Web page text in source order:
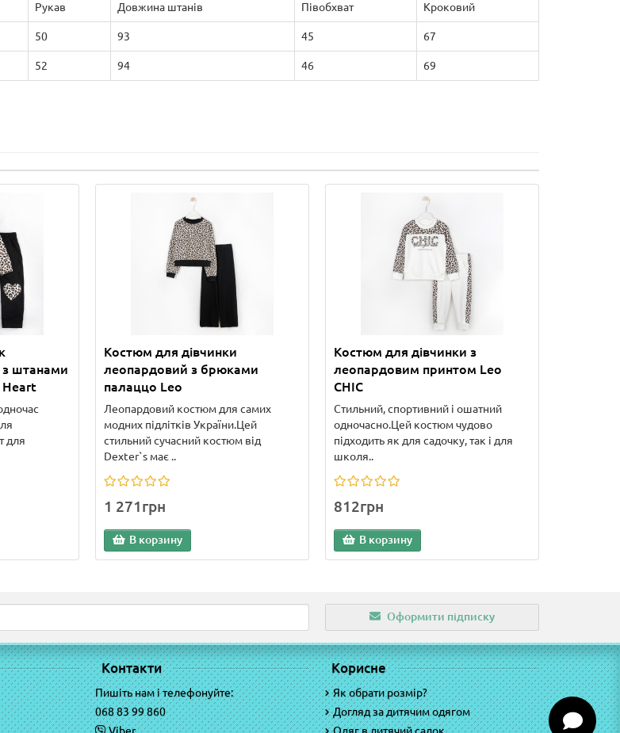
Рукав Довжина штанів Півобхват Кроковий
50 93 45 67
52 94 46 69
штанами
Heart
для
Костюм для дівчинки
леопардовий з брюками
палаццо Leo
Леопардовий костюм для самих
модних підлітків України.Цей
стильний сучасний костюм від
Dexter`s має ..
1 271грн
В корзину
Костюм для дівчинки з
леопардовим принтом Leo
CHIC
Стильний, спортивний і ошатний
одночасно.Цей костюм чудово
підходить як для садочку, так і для
школя..
812грн
В корзину
Оформити підписку
Контакти
Пишіть нам і телефонуйте:
068 83 99 860
Корисне
Як обрати розмір?
Догляд за дитячим одягом